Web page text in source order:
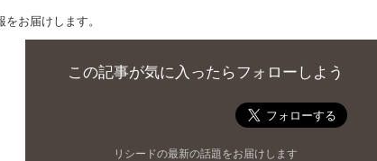
お届けします。
この記事が気に入ったらフォローしよう
リシードの最新の話題をお届けします